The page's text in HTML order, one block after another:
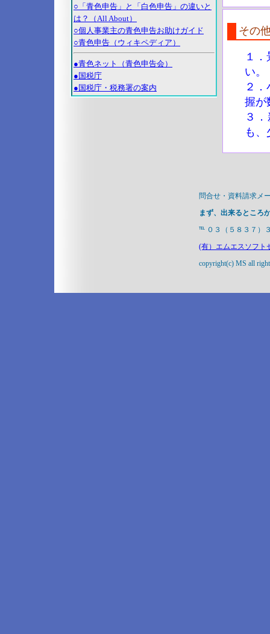
○「青色申告」と「白色申告」の違いと
は？（All About）
○個人事業主の青色申告お助けガイド
○青色申告（ウィキペディア）
●青色ネット（青色申告会）
●国税庁
●国税庁・税務署の案内
その
１
い。
２
握が
３
も
問合せ・資料請求メ
まず、出来るところ
℡ ０３（５８３７）
(有）エムエスソフト
copyright(c) MS all right